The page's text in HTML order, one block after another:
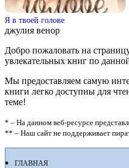
Я в твоей голове
джулия венор
Добро пожаловать на
увлекательных книг по
Мы предоставляем самую
книги легко доступны для
теме!
* – На данном веб-ресурсе
** – Наш сайт не поддерживает
ГЛАВНАЯ